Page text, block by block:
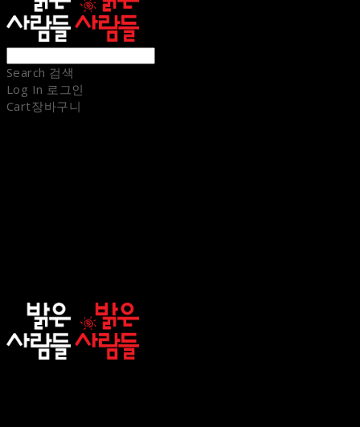
Search 검색
Log In 로그인
Cart장바구니